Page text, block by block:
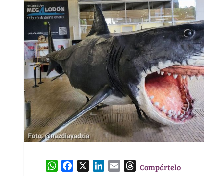
W
TCompártelo